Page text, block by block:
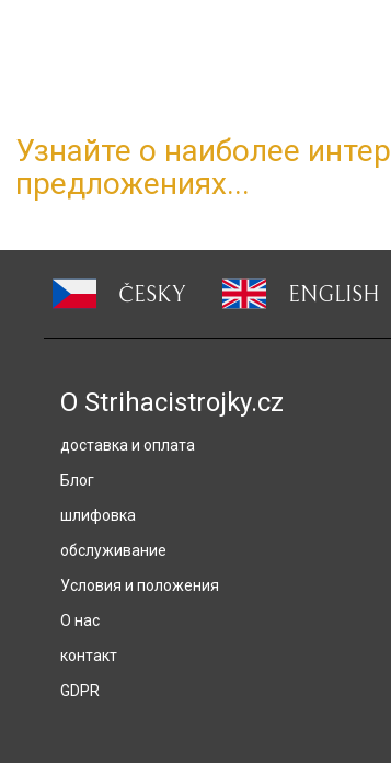
Узнайте о наиболее
предложениях...
ČESKY ENGLISH
О Strihacistrojky.cz
доставка и оплата
Блог
шлифовка
обслуживание
Условия и положения
О нас
контакт
GDPR